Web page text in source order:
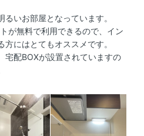
るいお部屋となっています。
が無料で利用できるので、イン
にはとてもオススメです。
宅配BOXが設置されていますの